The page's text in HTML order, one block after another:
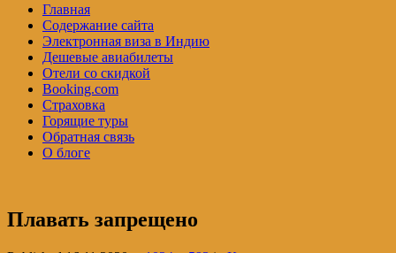
Главная
Содержание сайта
Электронная виза в Индию
Дешевые авиабилеты
Отели со скидкой
Booking.com
Страховка
Горящие туры
Обратная связь
О блоге
Плавать запрещено